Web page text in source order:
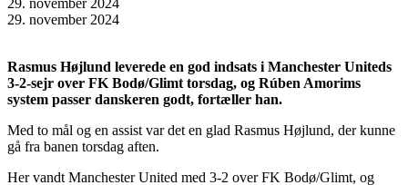
29. november 2024
29. november 2024
Rasmus Højlund leverede en god indsats i Manchester Uniteds
3-2-sejr over FK Bodø/Glimt torsdag, og Rúben Amorims
system passer danskeren godt, fortæller han.
Med to mål og en assist var det en glad Rasmus Højlund, der kunne
gå fra banen torsdag aften.
Her vandt Manchester United med 3-2 over FK Bodø/Glimt, og